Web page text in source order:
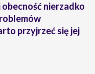
obecność nierzadko
przyjrzeć się jej